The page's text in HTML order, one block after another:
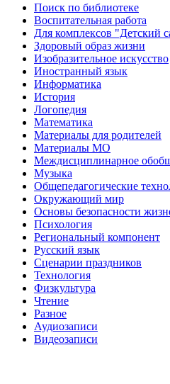
Поиск по библиотеке
Воспитательная работа
Для комплексов "Детский
Здоровый образ жизни
Изобразительное искусство
Иностранный язык
Информатика
История
Логопедия
Математика
Материалы для родителей
Материалы МО
Междисциплинарное
Музыка
Общепедагогические
Окружающий мир
Основы безопасности
Психология
Региональный компонент
Русский язык
Сценарии праздников
Технология
Физкультура
Чтение
Разное
Аудиозаписи
Видеозаписи